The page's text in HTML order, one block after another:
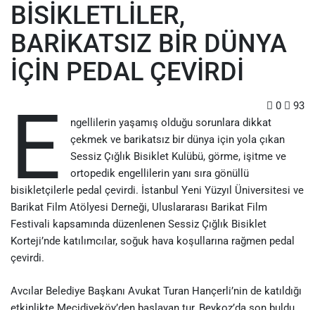
BİSİKLETLİLER,
BARİKATSIZ BİR DÜNYA
İÇİN PEDAL ÇEVİRDİ
0 93
E
ngellilerin yaşamış olduğu sorunlara dikkat
çekmek ve barikatsız bir dünya için yola çıkan
Sessiz Çığlık Bisiklet Kulübü, görme, işitme ve
ortopedik engellilerin yanı sıra gönüllü
bisikletçilerle pedal çevirdi. İstanbul Yeni Yüzyıl Üniversitesi ve
Barikat Film Atölyesi Derneği, Uluslararası Barikat Film
Festivali kapsamında düzenlenen Sessiz Çığlık Bisiklet
Korteji’nde katılımcılar, soğuk hava koşullarına rağmen pedal
çevirdi.
Avcılar Belediye Başkanı Avukat Turan Hançerli’nin de katıldığı